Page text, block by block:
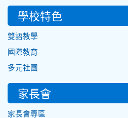
學校特色
雙語教學
國際教育
多元社團
家長會
家長會專區